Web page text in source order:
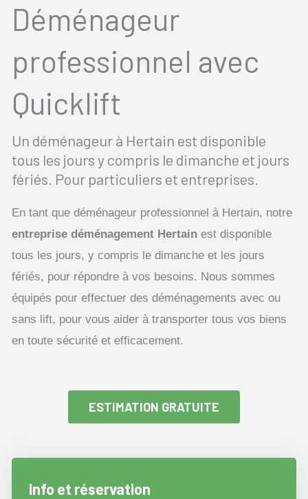
Déménageur
professionnel avec
Quicklift
Un déménageur à Hertain est disponible
tous les jours y compris le dimanche et jours
fériés. Pour particuliers et entreprises.
En tant que déménageur professionnel à Hertain, notre
entreprise déménagement Hertain est disponible
tous les jours, y compris le dimanche et les jours
fériés, pour répondre à vos besoins. Nous sommes
équipés pour effectuer des déménagements avec ou
sans lift, pour vous aider à transporter tous vos biens
en toute sécurité et efficacement.
ESTIMATION GRATUITE
Info et réservation